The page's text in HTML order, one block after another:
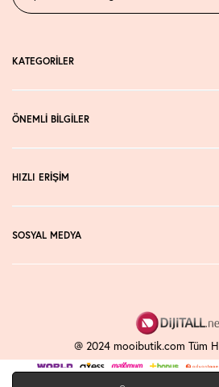
KATEGORİLER
ÖNEMLİ BİLGİLER
HIZLI ERİŞİM
SOSYAL MEDYA
@ 2024 mooibutik.com Tüm